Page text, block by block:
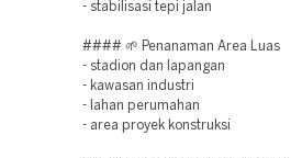
- stabilisasi tepi jalan
#### 🌱 Penanaman Area Luas
- stadion dan lapangan
- kawasan industri
- lahan perumahan
- area proyek konstruksi